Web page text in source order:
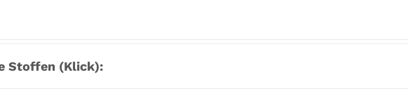
Stoffen (Klick):